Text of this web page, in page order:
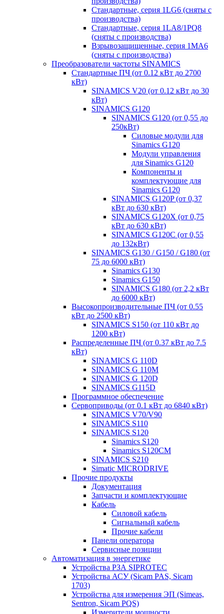
Стандартные, серия 1LG6 (сняты с
производства)
Стандартные, серия 1LA8/1PQ8
(сняты с производства)
Взрывозащищенные, серия 1MA6
(сняты с производства)
Преобразователи частоты SINAMICS
Стандартные ПЧ (от 0.12 кВт до 2700
кВт)
SINAMICS V20 (от 0.12 кВт до 30
кВт)
SINAMICS G120
SINAMICS G120 (от 0,55 до
250кВт)
Силовые модули для
Sinamics G120
Модули управления
для Sinamics G120
Компоненты и
комплектующие для
Sinamics G120
SINAMICS G120P (от 0,37
кВт до 630 кВт)
SINAMICS G120X (от 0,75
кВт до 630 кВт)
SINAMICS G120C (от 0,55
до 132кВт)
SINAMICS G130 / G150 / G180 (от
75 до 6000 кВт)
Sinamics G130
Sinamics G150
SINAMICS G180 (от 2,2 кВт
до 6000 кВт)
Высокопроизводительные ПЧ (от 0.55
кВт до 2500 кВт)
SINAMICS S150 (от 110 кВт до
1200 кВт)
Распределенные ПЧ (от 0.37 кВт до 7.5
кВт)
SINAMICS G 110D
SINAMICS G 110M
SINAMICS G 120D
SINAMICS G115D
Программное обеспечение
Сервоприводы (от 0.1 кВт до 6840 кВт)
SINAMICS V70/V90
SINAMICS S110
SINAMICS S120
Sinamics S120
Sinamics S120CM
SINAMICS S210
Simatic MICRODRIVE
Прочие продукты
Документация
Запчасти и комплектующие
Кабель
Силовой кабель
Сигнальный кабель
Прочие кабели
Панели оператора
Сервисные позиции
Автоматизация в энергетике
Устройства РЗА SIPROTEC
Устройства АСУ (Sicam PAS, Sicam
1703)
Устройства для измерения ЭП (Simeas,
Sentron, Sicam PQS)
Измерители мощности